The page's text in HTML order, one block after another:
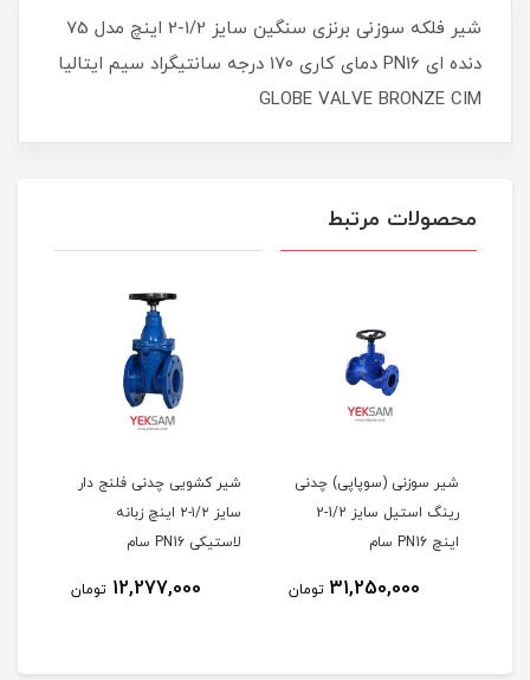
شیر فلکه سوزنی برنزی سنگین سایز 1/2-2 اینچ مدل 75
دنده ای PN1۶ دمای کاری 170 درجه سانتیگراد سیم ایتالیا
GLOBE VALVE BRONZE CIM
محصولات مرتبط
شیر سوزنی (سوپاپی) چدنی
رینگ استیل سایز 1/2-2
اینچ PN16 سام
31,250,000 تومان
شیر کشویی چدنی فلنج دار
سایز ۱/۲-۲ اینچ زبانه
لاستیکی PN16 سام
12,277,000 تومان